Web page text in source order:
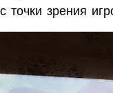
точки зрения